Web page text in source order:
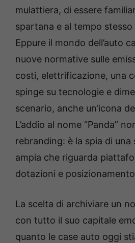
mulattiera, di essere
spartana e al tempo
Eppure il mondo dell’auto
nuove normative sulle
costi, elettrificazione, una
spinge su tecnologie e
scenario, anche un’icona
L’addio al nome “Panda”
rebranding: è la spia di una
ampia che riguarda
dotazioni e
La scelta di archiviare un
con tutto il suo capitale
quanto le case auto oggi